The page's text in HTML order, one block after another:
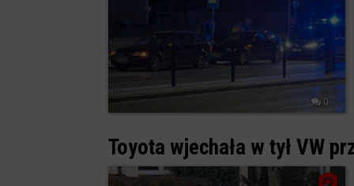
0
Toyota wjechała w tył VW